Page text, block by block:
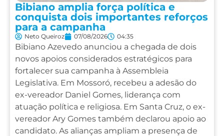
Bibiano amplia força política e
conquista dois importantes reforços
para a campanha
Neto Queiroz 07/08/2026 04:35
Bibiano Azevedo anunciou a chegada de dois
novos apoios considerados estratégicos para
fortalecer sua campanha à Assembleia
Legislativa. Em Mossoró, recebeu a adesão do
ex-vereador Daniel Gomes, liderança com
atuação política e religiosa. Em Santa Cruz, o ex-
vereador Ary Gomes também declarou apoio ao
candidato. As alianças ampliam a presença de